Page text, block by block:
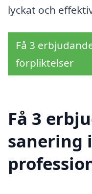
lyckat och
Få 3
förpliktelser
Få 3
sanering